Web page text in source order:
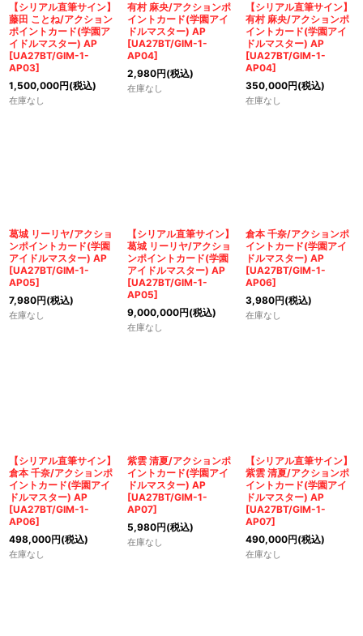
【シリアル直筆サイン】
藤田 ことね/アクション
ポイントカード(学園ア
イドルマスター) AP
[UA27BT/GIM-1-
AP03]
1,500,000円(税込)
在庫なし
有村 麻央/アクションポ
イントカード(学園アイ
ドルマスター) AP
[UA27BT/GIM-1-
AP04]
2,980円(税込)
在庫なし
【シリアル直筆サイン】
有村 麻央/アクションポ
イントカード(学園アイ
ドルマスター) AP
[UA27BT/GIM-1-
AP04]
350,000円(税込)
在庫なし
葛城 リーリヤ/アクショ
ンポイントカード(学園
アイドルマスター) AP
[UA27BT/GIM-1-
AP05]
7,980円(税込)
在庫なし
【シリアル直筆サイン】
葛城 リーリヤ/アクショ
ンポイントカード(学園
アイドルマスター) AP
[UA27BT/GIM-1-
AP05]
9,000,000円(税込)
在庫なし
倉本 千奈/アクションポ
イントカード(学園アイ
ドルマスター) AP
[UA27BT/GIM-1-
AP06]
3,980円(税込)
在庫なし
【シリアル直筆サイン】
倉本 千奈/アクションポ
イントカード(学園アイ
ドルマスター) AP
[UA27BT/GIM-1-
AP06]
498,000円(税込)
在庫なし
紫雲 清夏/アクションポ
イントカード(学園アイ
ドルマスター) AP
[UA27BT/GIM-1-
AP07]
5,980円(税込)
在庫なし
【シリアル直筆サイン】
紫雲 清夏/アクションポ
イントカード(学園アイ
ドルマスター) AP
[UA27BT/GIM-1-
AP07]
490,000円(税込)
在庫なし